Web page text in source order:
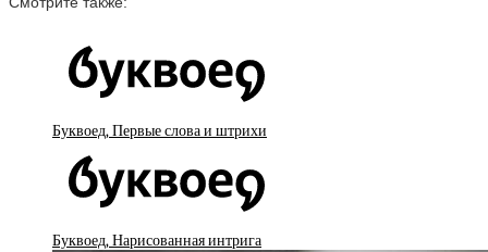
Буквоед, Первые слова и штрихи
Буквоед, Нарисованная интрига